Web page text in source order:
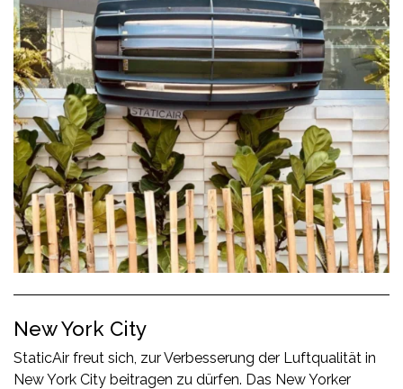
New York City
StaticAir freut sich, zur Verbesserung der Luftqualität in
New York City beitragen zu dürfen. Das New Yorker